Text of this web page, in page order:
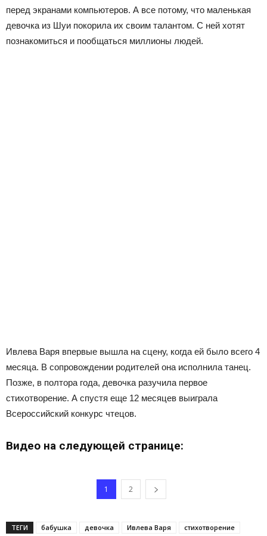
перед экранами компьютеров. А все потому, что маленькая
девочка из Шуи покорила их своим талантом. С ней хотят
познакомиться и пообщаться миллионы людей.
Ивлева Варя впервые вышла на сцену, когда ей было всего 4
месяца. В сопровождении родителей она исполнила танец.
Позже, в полтора года, девочка разучила первое
стихотворение. А спустя еще 12 месяцев выиграла
Всероссийский конкурс чтецов.
Видео на следующей странице:
1 2
ТЕГИ бабушка девочка Ивлева Варя стихотворение